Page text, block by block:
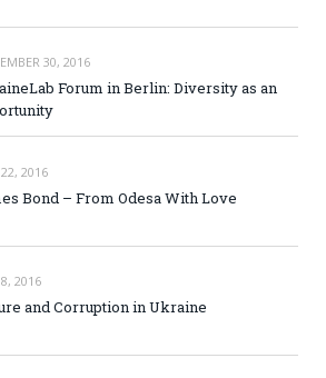
30, 2016
Forum in Berlin: Diversity as an
22, 2016
Bond – From Odesa With Love
8, 2016
and Corruption in Ukraine